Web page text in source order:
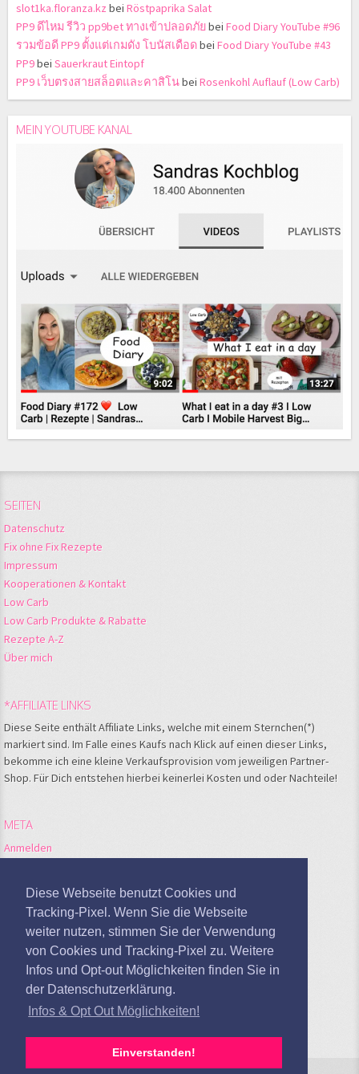
Diese Webseite benutzt Cookies und
Tracking-Pixel. Wenn Sie die Webseite
weiter nutzen, stimmen Sie der Verwendung
von Cookies und Tracking-Pixel zu. Weitere
Infos und Opt-out Möglichkeiten finden Sie in
der Datenschutzerklärung.
Infos & Opt Out Möglichkeiten!
Einverstanden!
slot1ka.floranza.kz bei Röstpaprika Salat
PP9 ดีไหม รีวิว pp9bet ทางเข้าปลอดภัยbei Food Diary YouTube #96
รวมข้อดี PP9 ตั้งแต่เกมดัง โบนัสเดือดbei Food Diary YouTube #43
PP9bei Sauerkraut Eintopf
PP9 เว็บตรงสายสล็อตและคาสิโนbei Rosenkohl Auflauf (Low Carb)
MEIN YOUTUBE KANAL
SEITEN
Datenschutz
Fix ohne Fix Rezepte
Impressum
Kooperationen & Kontakt
Low Carb
Low Carb Produkte & Rabatte
Rezepte A-Z
Über mich
*AFFILIATE LINKS
Diese Seite enthält Affiliate Links, welche mit einem Sternchen(*)
markiert sind. Im Falle eines Kaufs nach Klick auf einen dieser Links,
bekomme ich eine kleine Verkaufsprovision vom jeweiligen Partner-
Shop. Für Dich entstehen hierbei keinerlei Kosten und oder Nachteile!
META
Anmelden
Kommentare-Feed
Google Analytics deaktivieren